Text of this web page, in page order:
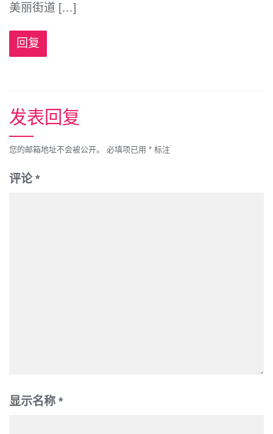
美丽街道 […]
回复
发表回复
您的邮箱地址不会被公开。 必填项已用 * 标注
评论*
显示名称 *